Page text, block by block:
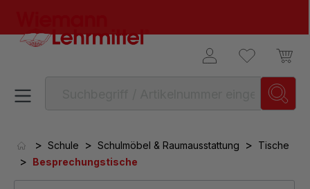
> Schule > Schulmöbel & Raumausstattung > Tische
> Besprechungstische